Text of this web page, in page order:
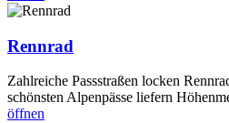
Rennrad
Zahlreiche Passstraßen locken
schönsten Alpenpässe liefern
öffnen